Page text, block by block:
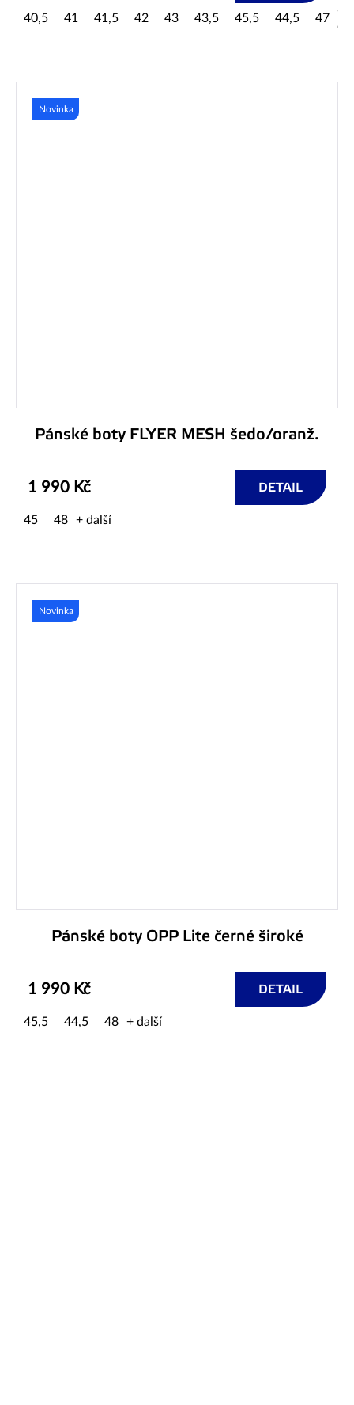
40,5 41 41,5 42 43 43,5 45,5 44,5 47
+
Novinka
Pánské boty FLYER MESH šedo/oranž.
1 990 Kč DETAIL
45 48 + další
Novinka
Pánské boty OPP Lite černé široké
1 990 Kč DETAIL
45,5 44,5 48 + další